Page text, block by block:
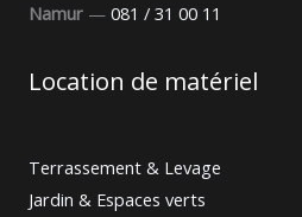
Namur — 081 / 31 00 11
Location de matériel
Terrassement & Levage
Jardin & Espaces verts